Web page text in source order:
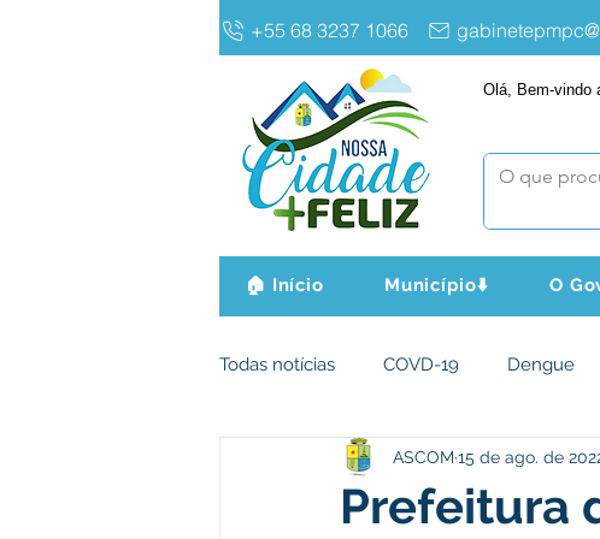
+55 68 3237 1066
Olá, Bem-vindo
🏠 Início Município⬇️ O
Todas notícias COVD-19 Dengue
Infraestrutura e Obras Agricultura
Prefeitura
ASCOM 15 de ago. de